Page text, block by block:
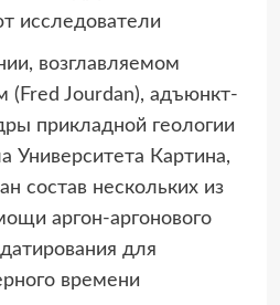
исследователи
возглавляемом
Jourdan), адъюнкт-
прикладной геологии
Университета Картина,
состав нескольких из
аргон-аргонового
для
времени